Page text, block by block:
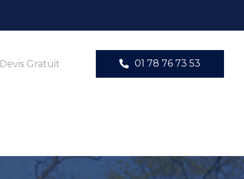
Devis Gratuit 01 78 76 73 53